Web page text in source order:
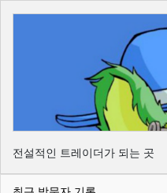
전설적인 트레이더가 되는 곳